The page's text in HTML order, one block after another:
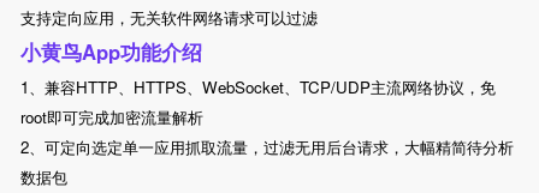
支持定向应用，无关软件网络请求可以过滤
小黄鸟App功能介绍
1、兼容HTTP、HTTPS、WebSocket、TCP/UDP主流网络协议，免
root即可完成加密流量解析
2、可定向选定单一应用抓取流量，过滤无用后台请求，大幅精简待分析
数据包